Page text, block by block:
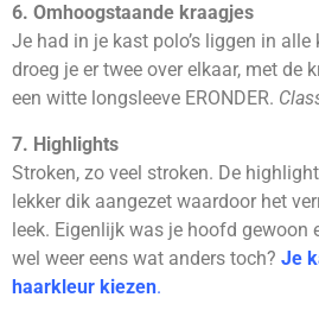
6. Omhoogstaande kraagjes
Je had in je kast polo’s liggen in
droeg je er twee over elkaar, met de
een witte longsleeve ERONDER.
7. Highlights
Stroken, zo veel stroken. De
lekker dik aangezet waardoor het
leek. Eigenlijk was je hoofd gewoon
wel weer eens wat anders toch? Je
haarkleur kiezen.